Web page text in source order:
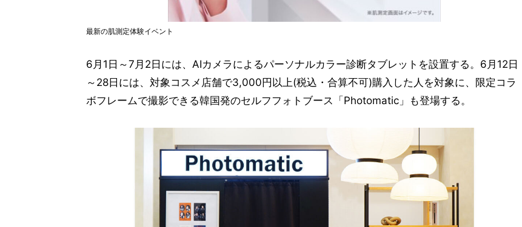
最新の肌測定体験イベント
6月1日～7月2日には、AIカメラによるパーソナルカラー診断タブレットを設置する。6月12日
～28日には、対象コスメ店舗で3,000円以上(税込・合算不可)購入した人を対象に、限定コラ
ボフレームで撮影できる韓国発のセルフフォトブース「Photomatic」も登場する。